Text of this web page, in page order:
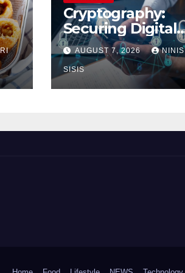
Cryptography:
Securing Digital
Communication
AUGUST 7, 2026 NINIS
SISIS